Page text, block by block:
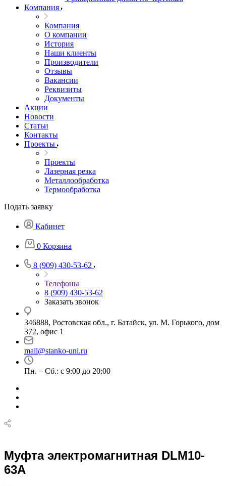
Компания
Компания
О компании
История
Наши клиенты
Производители
Отзывы
Вакансии
Реквизиты
Документы
Акции
Новости
Статьи
Контакты
Проекты
Проекты
Лазерная резка
Металлообработка
Термообработка
Подать заявку
Кабинет
0 Корзина
8 (909) 430-53-62
Телефоны
8 (909) 430-53-62
Заказать звонок
346888, Ростовская обл., г. Батайск, ул. М. Горького, дом
372, офис 1
mail@stanko-uni.ru
Пн. – Сб.: с 9:00 до 20:00
Муфта электромагнитная DLM10-
63A